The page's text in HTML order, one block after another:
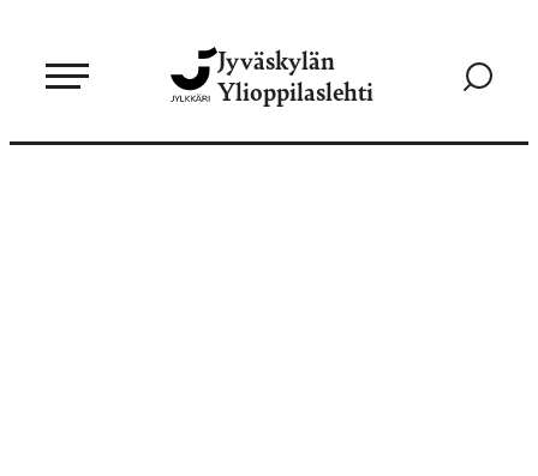
sisältöön
Jyväskylän
Ylioppilaslehti
Siirry